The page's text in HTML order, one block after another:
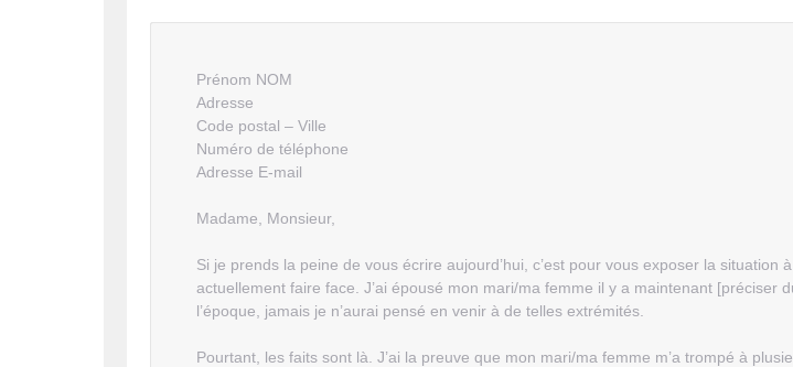
Prénom NOM
Adresse
Code postal – Ville
Numéro de téléphone
Adresse E-mail
Madame, Monsieur,
Si je prends la peine de vous écrire aujourd’hui, c’est pour vous exposer la situation
actuellement faire face. J’ai épousé mon mari/ma femme il y a maintenant [préciser
l’époque, jamais je n’aurai pensé en venir à de telles extrémités.
Pourtant, les faits sont là. J’ai la preuve que mon mari/ma femme m’a trompé à